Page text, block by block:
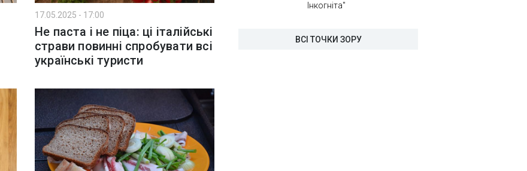
17.05.2025 - 17:00
Не паста і не піца: ці італійські
страви повинні спробувати всі
українські туристи
Інкогніта"
ВСІ ТОЧКИ ЗОРУ